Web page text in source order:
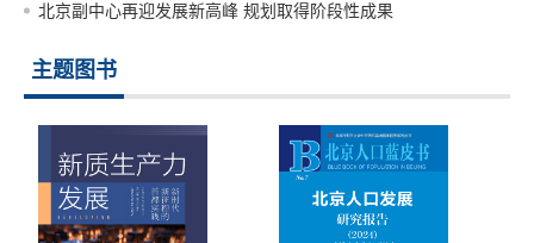
北京副中心再迎发展新高峰 规划取得阶段性成果
主题图书